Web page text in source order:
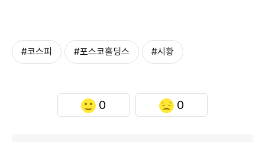
#코스피 #포스코홀딩스 #시황
0 0